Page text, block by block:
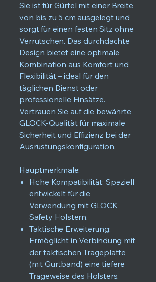
Sie ist für Gürtel mit einer Breite
von bis zu 5 cm ausgelegt und
sorgt für einen festen Sitz ohne
Verrutschen. Das durchdachte
Design bietet eine optimale
Kombination aus Komfort und
Flexibilität – ideal für den
täglichen Dienst oder
professionelle Einsätze.
Vertrauen Sie auf die bewährte
GLOCK-Qualität für maximale
Sicherheit und Effizienz bei der
Ausrüstungskonfiguration.
Hauptmerkmale:
Hohe Kompatibilität: Speziell
entwickelt für die
Verwendung mit GLOCK
Safety Holstern.
Taktische Erweiterung:
Ermöglicht in Verbindung mit
der taktischen Trageplatte
(mit Gurtband) eine tiefere
Trageweise des Holsters.